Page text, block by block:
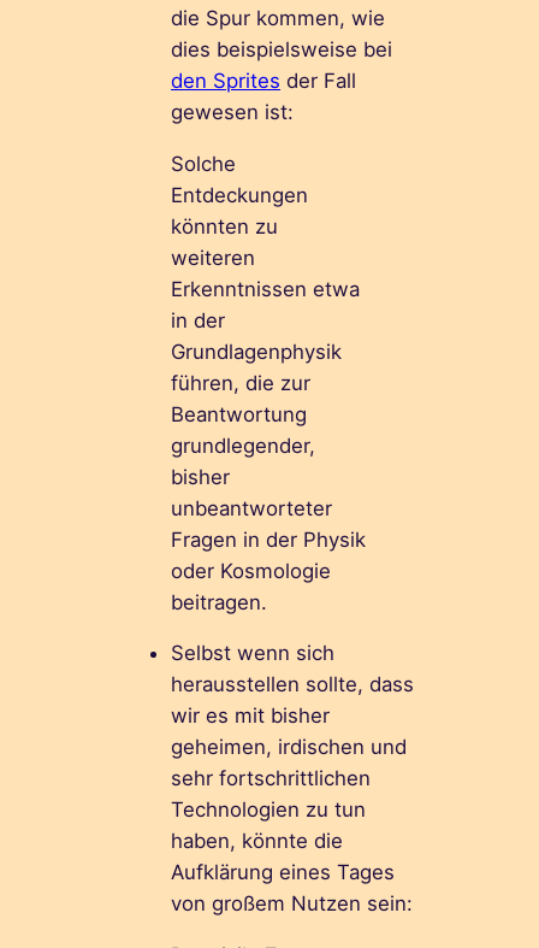
die Spur kommen, wie
dies beispielsweise bei
den Sprites der Fall
gewesen ist:
Solche
Entdeckungen
könnten zu
weiteren
Erkenntnissen etwa
in der
Grundlagenphysik
führen, die zur
Beantwortung
grundlegender,
bisher
unbeantworteter
Fragen in der Physik
oder Kosmologie
beitragen.
Selbst wenn sich
herausstellen sollte, dass
wir es mit bisher
geheimen, irdischen und
sehr fortschrittlichen
Technologien zu tun
haben, könnte die
Aufklärung eines Tages
von großem Nutzen sein: